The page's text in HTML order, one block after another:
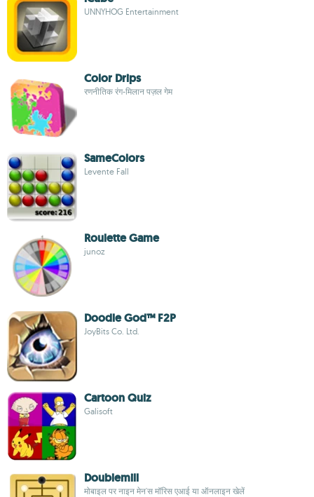
UNNYHOG Entertainment
Color Drips
रणनीतिक रंग-मिलान पज़ल गेम
SameColors
Levente Fall
Roulette Game
junoz
Doodle God™ F2P
JoyBits Co. Ltd.
Cartoon Quiz
Galisoft
Doublemill
मोबाइल पर नाइन मेन'स मॉरिस एआई या ऑनलाइन खेलें